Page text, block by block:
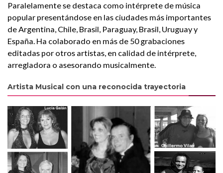
Paralelamente se destaca como intérprete de música
popular presentándose en las ciudades más importantes
de Argentina, Chile, Brasil, Paraguay, Brasil, Uruguay y
España. Ha colaborado en más de 50 grabaciones
editadas por otros artistas, en calidad de intérprete,
arregladora o asesorando musicalmente.
Artista Musical con una reconocida trayectoria